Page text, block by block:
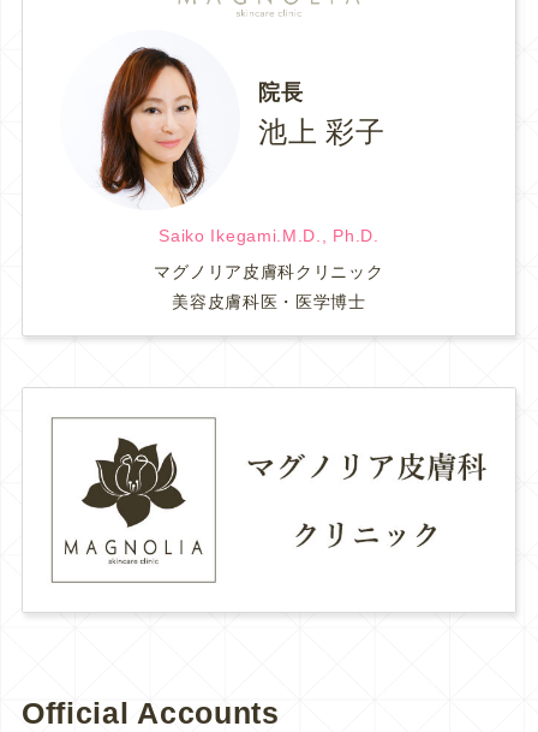
院長
池上 彩子
Saiko Ikegami.M.D., Ph.D.
マグノリア皮膚科クリニック
美容皮膚科医・医学博士
Official Accounts